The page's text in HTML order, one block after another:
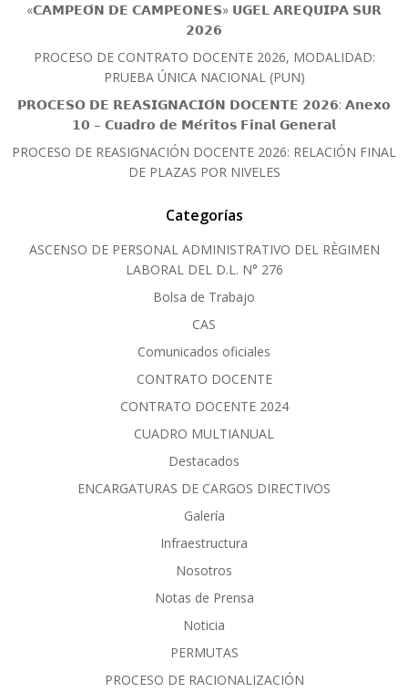
«𝗖𝗔𝗠𝗣𝗘𝗢́𝗡 𝗗𝗘 𝗖𝗔𝗠𝗣𝗘𝗢𝗡𝗘𝗦» 𝗨𝗚𝗘𝗟 𝗔𝗥𝗘𝗤𝗨𝗜𝗣𝗔 𝗦𝗨𝗥
𝟮𝟬𝟮𝟲
PROCESO DE CONTRATO DOCENTE 2026, MODALIDAD:
PRUEBA ÚNICA NACIONAL (PUN)
𝗣𝗥𝗢𝗖𝗘𝗦𝗢 𝗗𝗘 𝗥𝗘𝗔𝗦𝗜𝗚𝗡𝗔𝗖𝗜𝗢́𝗡 𝗗𝗢𝗖𝗘𝗡𝗧𝗘 𝟮𝟬𝟮𝟲: 𝗔𝗻𝗲𝘅𝗼
𝟭𝟬 – 𝗖𝘂𝗮𝗱𝗿𝗼 𝗱𝗲 𝗠𝗲́𝗿𝗶𝘁𝗼𝘀 𝗙𝗶𝗻𝗮𝗹 𝗚𝗲𝗻𝗲𝗿𝗮𝗹
PROCESO DE REASIGNACIÓN DOCENTE 2026: RELACIÓN FINAL
DE PLAZAS POR NIVELES
Categorías
ASCENSO DE PERSONAL ADMINISTRATIVO DEL RÈGIMEN
LABORAL DEL D.L. N° 276
Bolsa de Trabajo
CAS
Comunicados oficiales
CONTRATO DOCENTE
CONTRATO DOCENTE 2024
CUADRO MULTIANUAL
Destacados
ENCARGATURAS DE CARGOS DIRECTIVOS
Galería
Infraestructura
Nosotros
Notas de Prensa
Noticia
PERMUTAS
PROCESO DE RACIONALIZACIÓN